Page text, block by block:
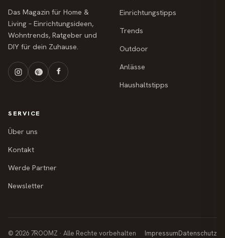
Das Magazin für Home &
Living – Einrichtungsideen,
Wohntrends, Ratgeber und
DIY für dein Zuhause.
Einrichtungstipps
Trends
Outdoor
Anlässe
Haushaltstipps
SERVICE
Über uns
Kontakt
Werde Partner
Newsletter
© 2026 7ROOMZ · Alle Rechte vorbehalten ImpressumDatenschutz